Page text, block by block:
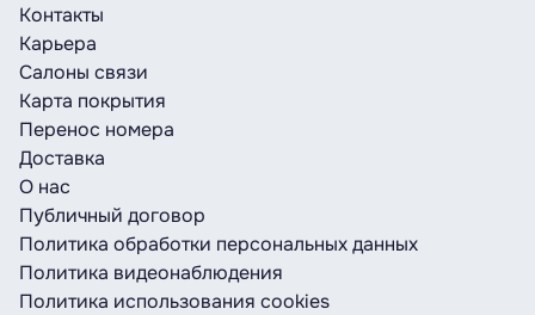
Контакты
Карьера
Салоны связи
Карта покрытия
Перенос номера
Доставка
О нас
Публичный договор
Политика обработки персональных данных
Политика видеонаблюдения
Политика использования cookies